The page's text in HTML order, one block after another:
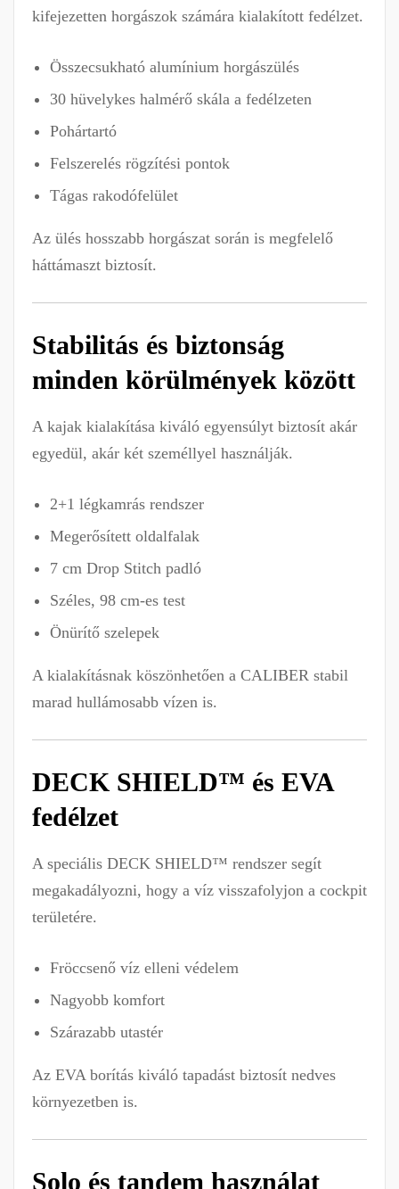
kifejezetten horgászok számára kialakított fedélzet.
Összecsukható alumínium horgászülés
30 hüvelykes halmérő skála a fedélzeten
Pohártartó
Felszerelés rögzítési pontok
Tágas rakodófelület
Az ülés hosszabb horgászat során is megfelelő
háttámaszt biztosít.
Stabilitás és biztonság
minden körülmények között
A kajak kialakítása kiváló egyensúlyt biztosít akár
egyedül, akár két személlyel használják.
2+1 légkamrás rendszer
Megerősített oldalfalak
7 cm Drop Stitch padló
Széles, 98 cm-es test
Önürítő szelepek
A kialakításnak köszönhetően a CALIBER stabil
marad hullámosabb vízen is.
DECK SHIELD™ és EVA
fedélzet
A speciális DECK SHIELD™ rendszer segít
megakadályozni, hogy a víz visszafolyjon a cockpit
területére.
Fröccsenő víz elleni védelem
Nagyobb komfort
Szárazabb utastér
Az EVA borítás kiváló tapadást biztosít nedves
környezetben is.
Solo és tandem használat